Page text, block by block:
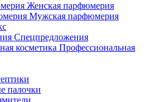
Женская парфюмерия
Мужская парфюмерия
Спецпредложения
Профессиональная
палочки